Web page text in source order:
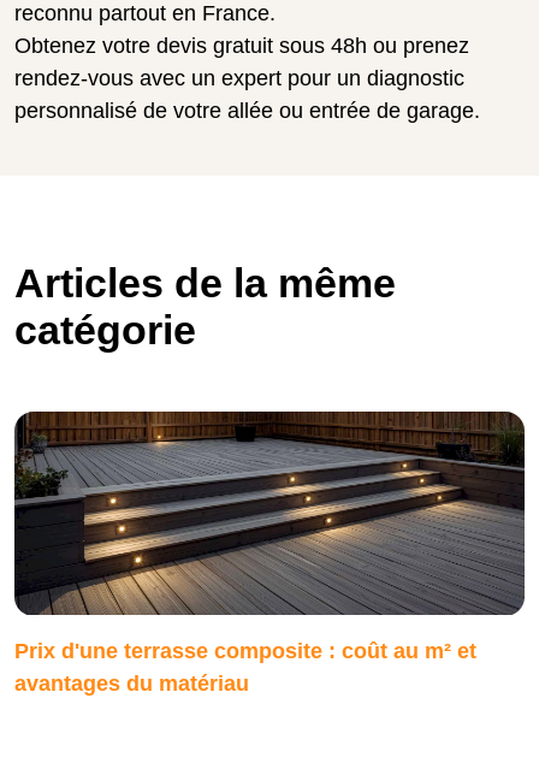
reconnu partout en France.
Obtenez votre devis gratuit sous 48h ou prenez
rendez-vous avec un expert pour un diagnostic
personnalisé de votre allée ou entrée de garage.
Articles de la même
catégorie
Prix d'une terrasse composite : coût au m² et
avantages du matériau